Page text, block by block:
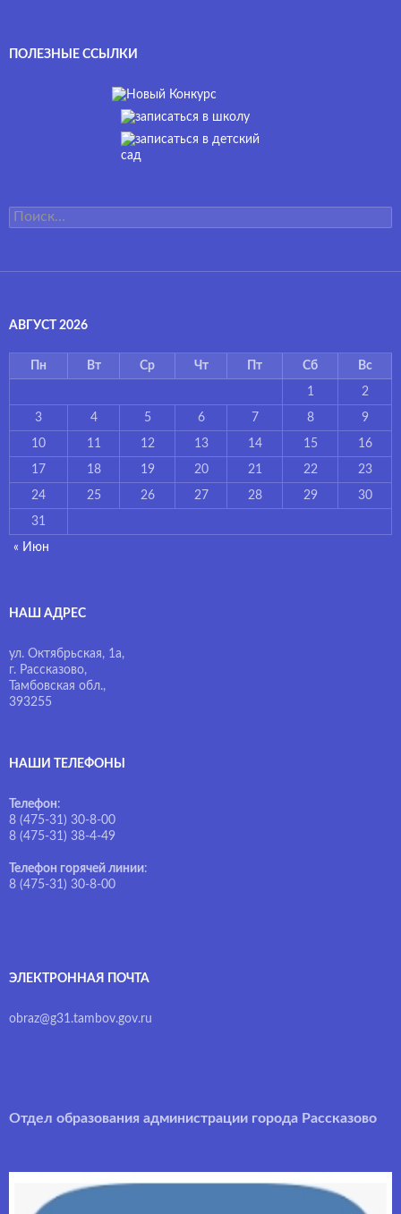
ПОЛЕЗНЫЕ ССЫЛКИ
Найти:
АВГУСТ 2026
Пн Вт Ср Чт Пт Сб Вс
1 2
3 4 5 6 7 8 9
10 11 12 13 14 15 16
17 18 19 20 21 22 23
24 25 26 27 28 29 30
31
« Июн
НАШ АДРЕС
ул. Октябрьская, 1а,
г. Рассказово,
Тамбовская обл.,
393255
НАШИ ТЕЛЕФОНЫ
Телефон:
8 (475-31) 30-8-00
8 (475-31) 38-4-49
Телефон горячей линии:
8 (475-31) 30-8-00
ЭЛЕКТРОННАЯ ПОЧТА
obraz@g31.tambov.gov.ru
Отдел образования администрации города Рассказово